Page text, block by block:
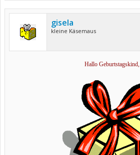
gisela
kleine Käsemaus
Hallo Geburtstagskind,